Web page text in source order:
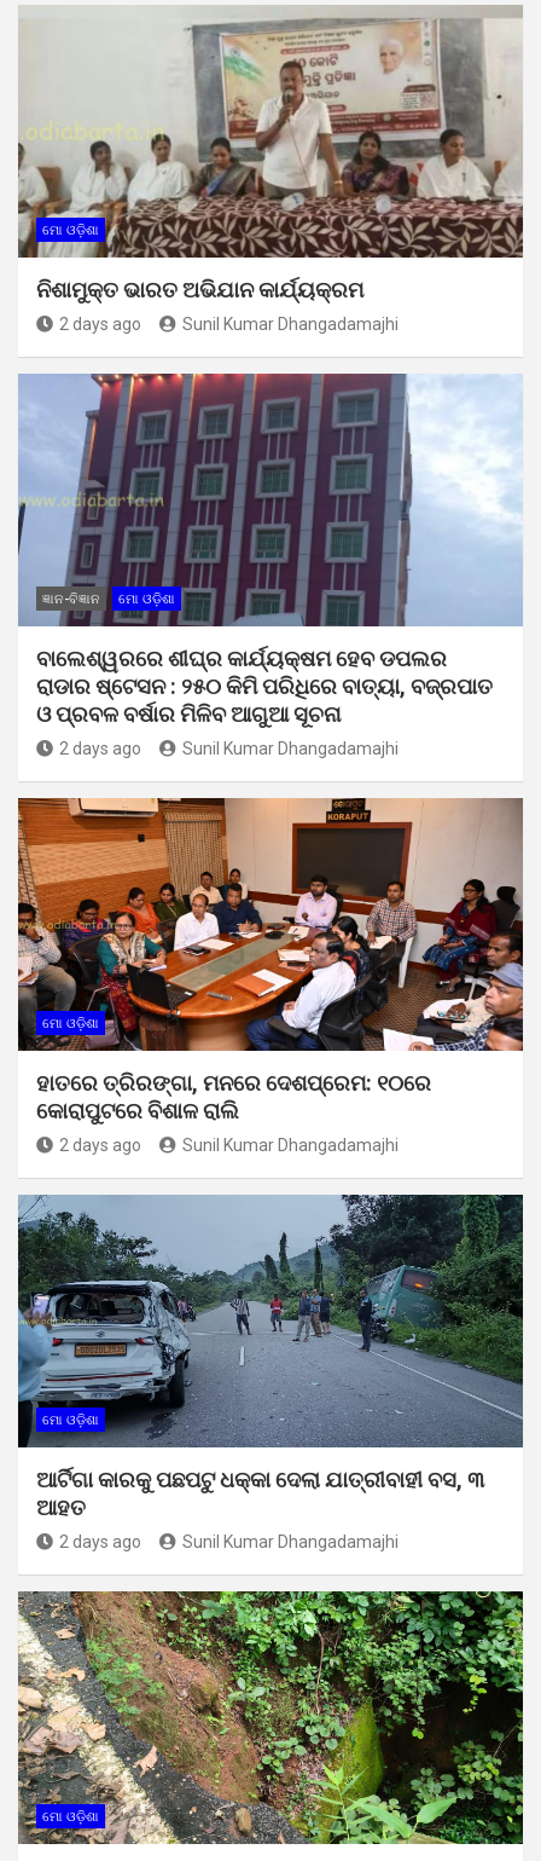
ମୋ ଓଡ଼ିଶା
ନିଶାମୁକ୍ତ ଭାରତ ଅଭିଯାନ କାର୍ଯ୍ୟକ୍ରମ
2 days ago Sunil Kumar Dhangadamajhi
ଜ୍ଞାନ-ବିଜ୍ଞାନ ମୋ ଓଡ଼ିଶା
ବାଲେଶ୍ୱରରେ ଶୀଘ୍ର କାର୍ଯ୍ୟକ୍ଷମ ହେବ ଡପଲର
ରାଡାର ଷ୍ଟେସନ : ୨୫୦ କିମି ପରିଧିରେ ବାତ୍ୟା, ବଜ୍ରପାତ
ଓ ପ୍ରବଳ ବର୍ଷାର ମିଳିବ ଆଗୁଆ ସୂଚନା
2 days ago Sunil Kumar Dhangadamajhi
ମୋ ଓଡ଼ିଶା
ହାତରେ ତ୍ରିରଙ୍ଗା, ମନରେ ଦେଶପ୍ରେମ: ୧୦ରେ
କୋରାପୁଟରେ ବିଶାଳ ରାଲି
2 days ago Sunil Kumar Dhangadamajhi
ମୋ ଓଡ଼ିଶା
ଆର୍ଟିଗା କାରକୁ ପଛପଟୁ ଧକ୍କା ଦେଲା ଯାତ୍ରୀବାହୀ ବସ, ୩
ଆହତ
2 days ago Sunil Kumar Dhangadamajhi
ମୋ ଓଡ଼ିଶା